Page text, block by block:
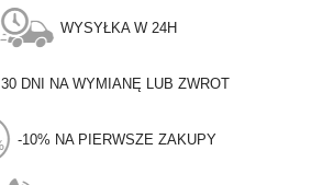
WYSYŁKA W 24H
30 DNI NA WYMIANĘ LUB ZWROT
-10% NA PIERWSZE ZAKUPY